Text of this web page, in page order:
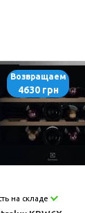
Возвращаем
4630 грн
на складе